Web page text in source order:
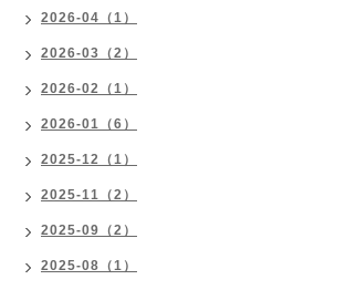
2026-04（1）
2026-03（2）
2026-02（1）
2026-01（6）
2025-12（1）
2025-11（2）
2025-09（2）
2025-08（1）